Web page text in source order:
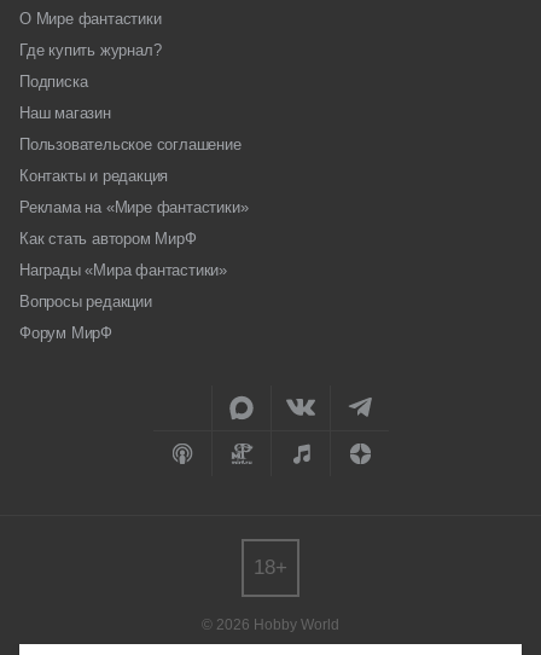
О Мире фантастики
Где купить журнал?
Подписка
Наш магазин
Пользовательское соглашение
Контакты и редакция
Реклама на «Мире фантастики»
Как стать автором МирФ
Награды «Мира фантастики»
Вопросы редакции
Форум МирФ
© 2026 Hobby World
18+